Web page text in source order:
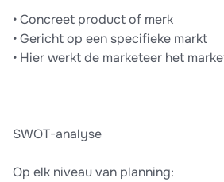
• Concreet product of merk
• Gericht op een specifieke markt
• Hier werkt de marketeer het
SWOT-analyse
Op elk niveau van planning: